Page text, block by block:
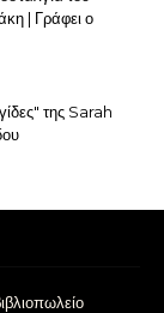
| Γράφει ο
της Sarah